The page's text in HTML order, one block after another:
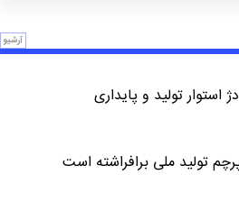
آرشیو
تولید و پایداری
تولید ملی برافراشته است